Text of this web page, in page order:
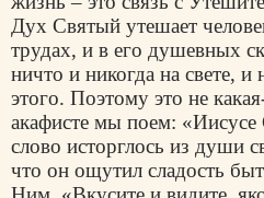
Дух Святый утешает
трудах, и в его душевных
ничто и никогда на свете, и
этого. Поэтому это не
акафисте мы поем:
слово исторглось из души
что он ощутил сладость